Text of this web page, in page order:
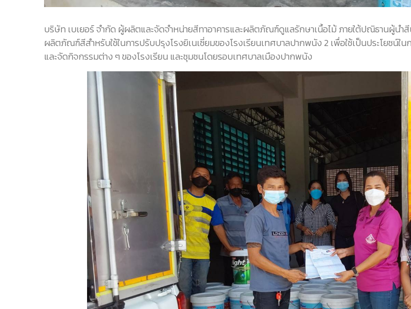
บริษัท เบเยอร์ จำกัด ผู้ผลิตและจัดจำหน่ายสีทาอาคารและผลิตภัณฑ์ดูแลรักษาเนื้อไม้ ภายใต้ปณิธานผู้
ผลิตภัณฑ์สีสำหรับใช้ในการปรับปรุงโรงยิเนเซี่ยมของโรงเรียนเทศบาลปากพนัง 2 เพื่อใช้เป็นประโยชน์
และจัดกิจกรรมต่าง ๆ ของโรงเรียน และชุมชนโดยรอบเทศบาลเมืองปากพนัง